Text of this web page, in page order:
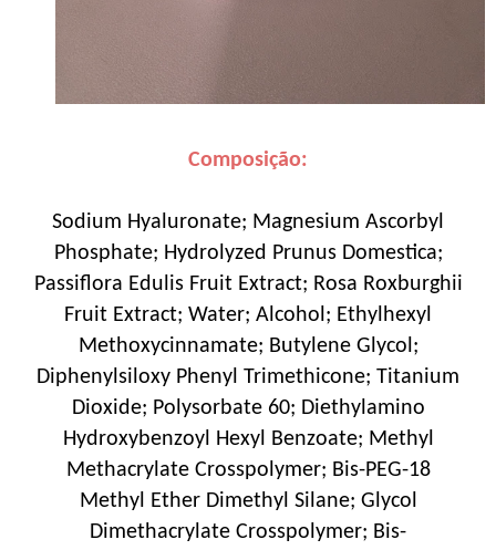
Composição:
Sodium Hyaluronate; Magnesium Ascorbyl
Phosphate; Hydrolyzed Prunus Domestica;
Passiflora Edulis Fruit Extract; Rosa Roxburghii
Fruit Extract; Water; Alcohol; Ethylhexyl
Methoxycinnamate; Butylene Glycol;
Diphenylsiloxy Phenyl Trimethicone; Titanium
Dioxide; Polysorbate 60; Diethylamino
Hydroxybenzoyl Hexyl Benzoate; Methyl
Methacrylate Crosspolymer; Bis-PEG-18
Methyl Ether Dimethyl Silane; Glycol
Dimethacrylate Crosspolymer; Bis-